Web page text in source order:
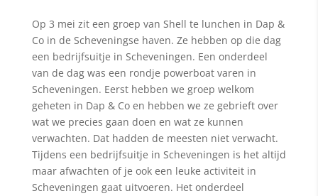
Op 3 mei zit een groep van Shell te lunchen in Dap &
Co in de Scheveningse haven. Ze hebben op die dag
een bedrijfsuitje in Scheveningen. Een onderdeel
van de dag was een rondje powerboat varen in
Scheveningen. Eerst hebben we groep welkom
geheten in Dap & Co en hebben we ze gebrieft over
wat we precies gaan doen en wat ze kunnen
verwachten. Dat hadden de meesten niet verwacht.
Tijdens een bedrijfsuitje in Scheveningen is het altijd
maar afwachten of je ook een leuke activiteit in
Scheveningen gaat uitvoeren. Het onderdeel